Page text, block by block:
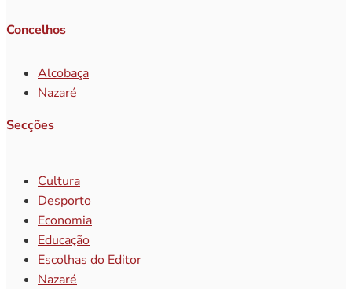
Concelhos
Alcobaça
Nazaré
Secções
Cultura
Desporto
Economia
Educação
Escolhas do Editor
Nazaré